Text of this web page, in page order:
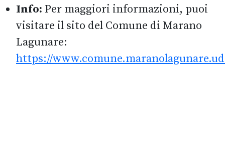
Info: Per maggiori informazioni, puoi
visitare il sito del Comune di Marano
Lagunare:
https://